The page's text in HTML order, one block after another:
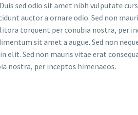
sed odio sit amet nibh vulputate
auctor a ornare odio. Sed non
torquent per conubia nostra, per
sit amet a augue. Sed non
elit. Sed non mauris vitae erat
nostra, per inceptos himenaeos.